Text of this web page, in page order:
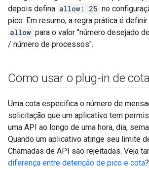
depois defina allow: 25 no
pico. Em resumo, a regra prática é
allow para o valor "número desejado
/ número de processos".
Como usar o plug-in de
Uma cota especifica o número de
solicitação que um aplicativo tem
uma API ao longo de uma hora, dia,
Quando um aplicativo atinge seu limite
Chamadas de API são rejeitadas. Veja
diferença entre detenção de pico e cota?